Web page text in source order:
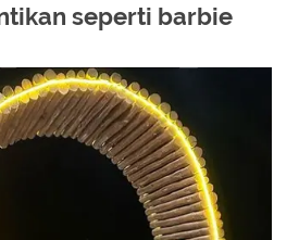
seperti barbie